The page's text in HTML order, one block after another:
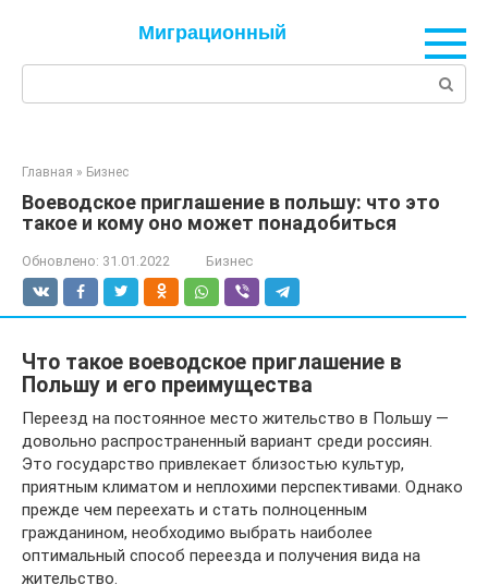
Миграционный
Главная » Бизнес
Воеводское приглашение в польшу: что это
такое и кому оно может понадобиться
Обновлено: 31.01.2022 Бизнес
Что такое воеводское приглашение в
Польшу и его преимущества
Переезд на постоянное место жительство в Польшу —
довольно распространенный вариант среди россиян.
Это государство привлекает близостью культур,
приятным климатом и неплохими перспективами. Однако
прежде чем переехать и стать полноценным
гражданином, необходимо выбрать наиболее
оптимальный способ переезда и получения вида на
жительство.